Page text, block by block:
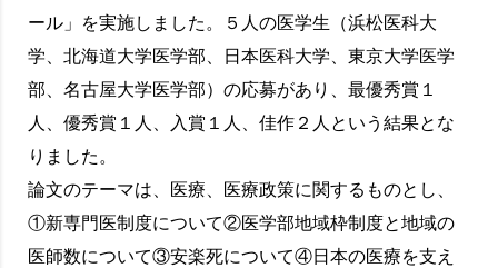
ール」を実施しました。５人の医学生（浜松医科大
学、北海道大学医学部、日本医科大学、東京大学医学
部、名古屋大学医学部）の応募があり、最優秀賞１
人、優秀賞１人、入賞１人、佳作２人という結果とな
りました。
論文のテーマは、医療、医療政策に関するものとし、
①新専門医制度について②医学部地域枠制度と地域の
医師数について③安楽死について④日本の医療を支え